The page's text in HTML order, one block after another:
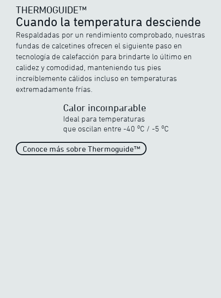
THERMOGUIDE™
Descubre la gama de calor poderoso de
ewool
Calor incomparable
Cuando la temperatura baja
THERMOGUIDE™
Cuando la temperatura desciende
Respaldadas por un rendimiento comprobado, nuestras
fundas de calcetines ofrecen el siguiente paso en
tecnología de calefacción para brindarte lo último en
calidez y comodidad, manteniendo tus pies
increíblemente cálidos incluso en temperaturas
extremadamente frías.
Calor incomparable
Ideal para temperaturas
que oscilan entre -40 oC / -5 oC
Conoce más sobre Thermoguide™